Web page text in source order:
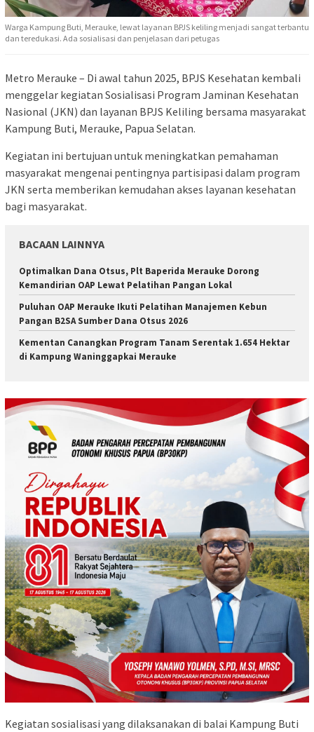
Warga Kampung Buti, Merauke, lewat layanan BPJS keliling menjadi sangat terbantu
dan teredukasi. Ada sosialisasi dan penjelasan dari petugas
Metro Merauke – Di awal tahun 2025, BPJS Kesehatan kembali
menggelar kegiatan Sosialisasi Program Jaminan Kesehatan
Nasional (JKN) dan layanan BPJS Keliling bersama masyarakat
Kampung Buti, Merauke, Papua Selatan.
Kegiatan ini bertujuan untuk meningkatkan pemahaman
masyarakat mengenai pentingnya partisipasi dalam program
JKN serta memberikan kemudahan akses layanan kesehatan
bagi masyarakat.
BACAAN LAINNYA
Optimalkan Dana Otsus, Plt Baperida Merauke Dorong
Kemandirian OAP Lewat Pelatihan Pangan Lokal
Puluhan OAP Merauke Ikuti Pelatihan Manajemen Kebun
Pangan B2SA Sumber Dana Otsus 2026
Kementan Canangkan Program Tanam Serentak 1.654 Hektar
di Kampung Waninggapkai Merauke
Kegiatan sosialisasi yang dilaksanakan di balai Kampung Buti